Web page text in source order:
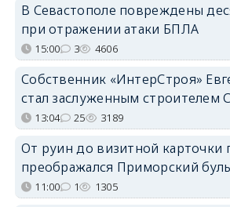
В Севастополе повреждены
при отражении атаки БПЛА
15:00 3 4606
Собственник «ИнтерСтроя»
стал заслуженным строителем
13:04 25 3189
От руин до визитной карточки
преображался Приморский
11:00 1 1305